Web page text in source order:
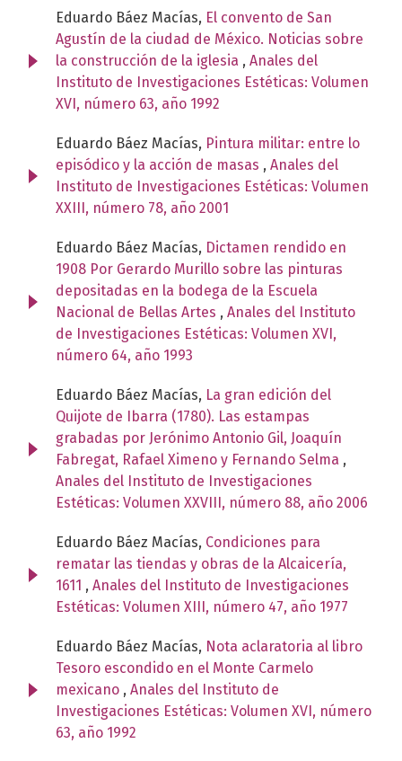
Eduardo Báez Macías, El convento de San
Agustín de la ciudad de México. Noticias sobre
la construcción de la iglesia , Anales del
Instituto de Investigaciones Estéticas: Volumen
XVI, número 63, año 1992
Eduardo Báez Macías, Pintura militar: entre lo
episódico y la acción de masas , Anales del
Instituto de Investigaciones Estéticas: Volumen
XXIII, número 78, año 2001
Eduardo Báez Macías, Dictamen rendido en
1908 Por Gerardo Murillo sobre las pinturas
depositadas en la bodega de la Escuela
Nacional de Bellas Artes , Anales del Instituto
de Investigaciones Estéticas: Volumen XVI,
número 64, año 1993
Eduardo Báez Macías, La gran edición del
Quijote de Ibarra (1780). Las estampas
grabadas por Jerónimo Antonio Gil, Joaquín
Fabregat, Rafael Ximeno y Fernando Selma ,
Anales del Instituto de Investigaciones
Estéticas: Volumen XXVIII, número 88, año 2006
Eduardo Báez Macías, Condiciones para
rematar las tiendas y obras de la Alcaicería,
1611 , Anales del Instituto de Investigaciones
Estéticas: Volumen XIII, número 47, año 1977
Eduardo Báez Macías, Nota aclaratoria al libro
Tesoro escondido en el Monte Carmelo
mexicano , Anales del Instituto de
Investigaciones Estéticas: Volumen XVI, número
63, año 1992